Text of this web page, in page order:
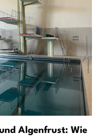
Algenfrust: Wie